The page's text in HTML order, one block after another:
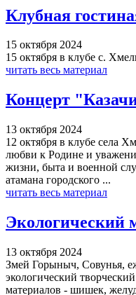
Клубная
15 октября 2024
15 октября в клубе с.
читать весь материал
Концерт
13 октября 2024
12 октября в клубе села
любви к Родине и
жизни, быта и военной
атамана городского ...
читать весь материал
Экологический
13 октября 2024
Змей Горыныч, Совунья,
экологический
материалов - шишек,